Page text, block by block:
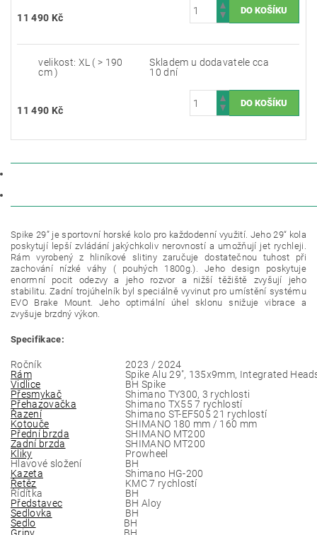
11 490 Kč
velikost: XL ( > 190
cm )
Skladem u dodavatele cca
10 dní
11 490 Kč
Spike 29” je sportovní horské kolo pro každodenní využití. Jeho 29“ kola
poskytují lepší zvládání jakýchkoliv nerovností a umožňují jet rychleji.
Rám vyrobený z hliníkové slitiny zaručuje dostatečnou tuhost při
zachování nízké váhy ( pouhých 1800g.). Jeho design poskytuje
enormní pocit odezvy a jeho rozvor a nižší těžiště zvyšují jeho
stabilitu. Zadní trojúhelník byl speciálně vyvinut pro umístění systému
EVO Brake Mount. Jeho optimální úhel sklonu snižuje vibrace a
zvyšuje brzdný výkon.
Specifikace:
Ročník
2023 / 2024
Rám
Spike Alu 29", 135x9mm, Integrated
Vidlice
BH Spike
Přesmykač
Shimano TY300, 3 rychlosti
Přehazovačka
Shimano TX55 7 rychlostí
Řazení
Shimano ST-EF505 21 rychlostí
Kotouče
SHIMANO 180 mm / 160 mm
Přední brzda
SHIMANO MT200
Zadní brzda
SHIMANO MT200
Kliky
Prowheel
Hlavové složení
BH
Kazeta
Shimano HG-200
Řetěz
KMC 7 rychlostí
Řídítka
BH
Představec
BH Aloy
Sedlovka
BH
Sedlo
BH